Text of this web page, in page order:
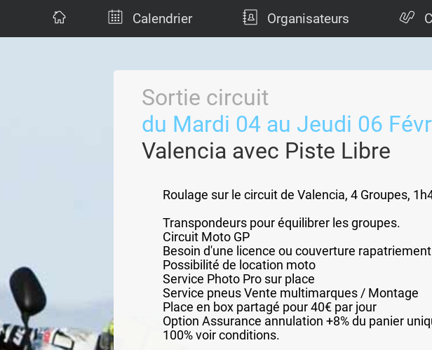
Calendrier Organisateurs
Sortie circuit
du Mardi 04 au Jeudi 06
Valencia avec Piste Libre
Roulage sur le circuit de Valencia, 4 Groupes,
Transpondeurs pour équilibrer les groupes.
Circuit Moto GP
Besoin d'une licence ou couverture
Possibilité de location moto
Service Photo Pro sur place
Service pneus Vente multimarques / Montage
Place en box partagé pour 40€ par jour
Option Assurance annulation +8% du panier
100% voir conditions.